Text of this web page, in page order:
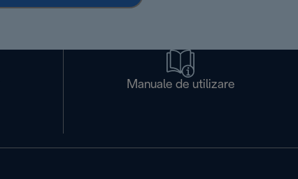
Manuale de utilizare